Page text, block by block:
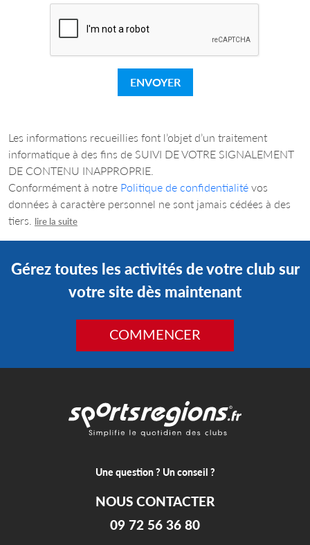
ENVOYER
Les informations recueillies font l’objet d’un traitement
informatique à des fins de SUIVI DE VOTRE SIGNALEMENT
DE CONTENU INAPPROPRIE.
Conformément à notre Politique de confidentialité vos
données à caractère personnel ne sont jamais cédées à des
tiers.
lire la suite
Gérez toutes les activités de votre club sur
votre site dès maintenant
COMMENCER
Une question ? Un conseil ?
NOUS CONTACTER
09 72 56 36 80